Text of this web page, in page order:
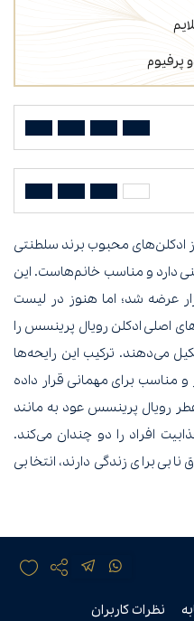
پرفیوم
ادکلن‌های محبوب برند سلطنتی
دارد و مناسب خانم‌هاست. این
بار در سال 2015 به بازار عرضه شد؛ اما هنوز در لیست
اصلی ادکلن رویال پرینسس را
می‌دهند. ترکیب این رایحه‌ها
و مناسب برای مهمانی قرار داده
رویال پرینسس عود به‌ مانند
افراد را دو چندان می‌کند.
برای زندگی دارند، انتخابی
نظرات کاربران